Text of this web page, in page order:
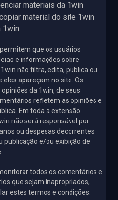
materiais da 1win
material do site 1win
1win
que os usuários
e informações sobre
não filtra, edita, publica ou
apareçam no site. Os
da 1win, de seus
refletem as opiniões e
Em toda a extensão
não será responsável por
ou despesas decorrentes
publicação e/ou exibição de
todos os comentários e
que sejam inapropriados,
estes termos e condições.